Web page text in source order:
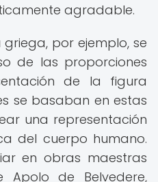
agradable.
por ejemplo, se
de las proporciones
de la figura
se basaban en estas
una representación
del cuerpo humano.
en obras maestras
de Belvedere,